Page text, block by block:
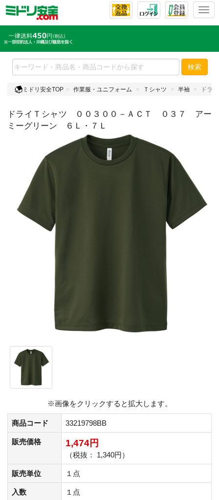
T
l
e
n
v
g
検索
ミドリ安全TOP 作業服・ユニフォーム Ｔシャツ 半袖 ドラ
ドライＴシャツ ００３００－ＡＣＴ ０３７ アー
ミーグリーン ６Ｌ・７Ｌ
※画像をクリックすると拡大します。
商品コード 33219798BB
販売価格 1,474円
（税抜： 1,340円）
販売単位 １点
入数 １点